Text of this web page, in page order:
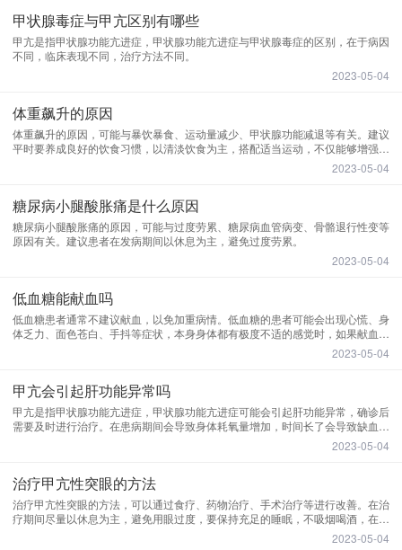
甲状腺毒症与甲亢区别有哪些
甲亢是指甲状腺功能亢进症，甲状腺功能亢进症与甲状腺毒症的区别，在于病因
不同，临床表现不同，治疗方法不同。
2023-05-04
体重飙升的原因
体重飙升的原因，可能与暴饮暴食、运动量减少、甲状腺功能减退等有关。建议
平时要养成良好的饮食习惯，以清淡饮食为主，搭配适当运动，不仅能够增强体
2023-05-04
糖尿病小腿酸胀痛是什么原因
糖尿病小腿酸胀痛的原因，可能与过度劳累、糖尿病血管病变、骨骼退行性变等
原因有关。建议患者在发病期间以休息为主，避免过度劳累。
2023-05-04
低血糖能献血吗
低血糖患者通常不建议献血，以免加重病情。低血糖的患者可能会出现心慌、身
体乏力、面色苍白、手抖等症状，本身身体都有极度不适的感觉时，如果献血可
能会加重病情，不建议献血，可以在血糖恢复平稳一段时间后再献血。2023-05-04
甲亢会引起肝功能异常吗
甲亢是指甲状腺功能亢进症，甲状腺功能亢进症可能会引起肝功能异常，确诊后
需要及时进行治疗。在患病期间会导致身体耗氧量增加，时间长了会导致缺血缺
氧甚至肝脏缺乏营养，使体内的脂肪和蛋白质、胆色素的代谢发生障碍，从而造
2023-05-04
治疗甲亢性突眼的方法
治疗甲亢性突眼的方法，可以通过食疗、药物治疗、手术治疗等进行改善。在治
疗期间尽量以休息为主，避免用眼过度，要保持充足的睡眠，不吸烟喝酒，在休
2023-05-04